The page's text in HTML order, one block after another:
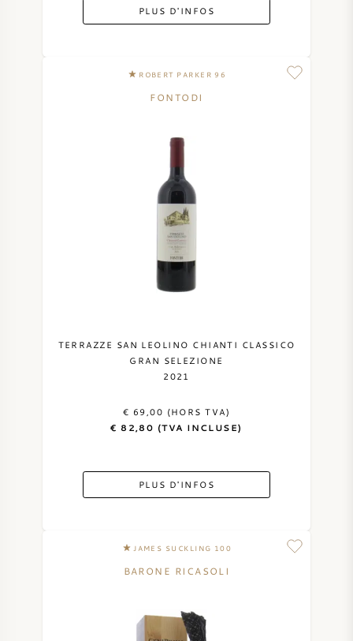
PLUS D'INFOS
ROBERT PARKER 96
FONTODI
TERRAZZE SAN LEOLINO CHIANTI CLASSICO
GRAN SELEZIONE
2021
€ 69,00 (HORS TVA)
€ 82,80 (TVA INCLUSE)
PLUS D'INFOS
JAMES SUCKLING 100
BARONE RICASOLI